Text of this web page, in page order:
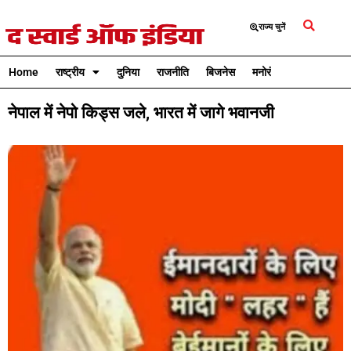
राज्य चुनें
Home राष्ट्रीय दुनिया राजनीति बिजनेस मनोरंजन
नेपाल में नेपो किड्स जले, भारत में जागे भवानजी